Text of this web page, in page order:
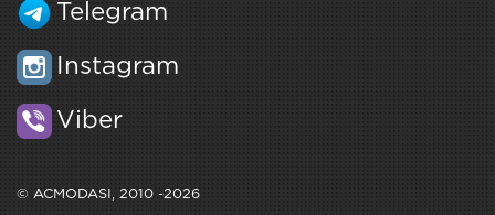
Telegram
Instagram
Viber
© ACMODASI, 2010 -2026